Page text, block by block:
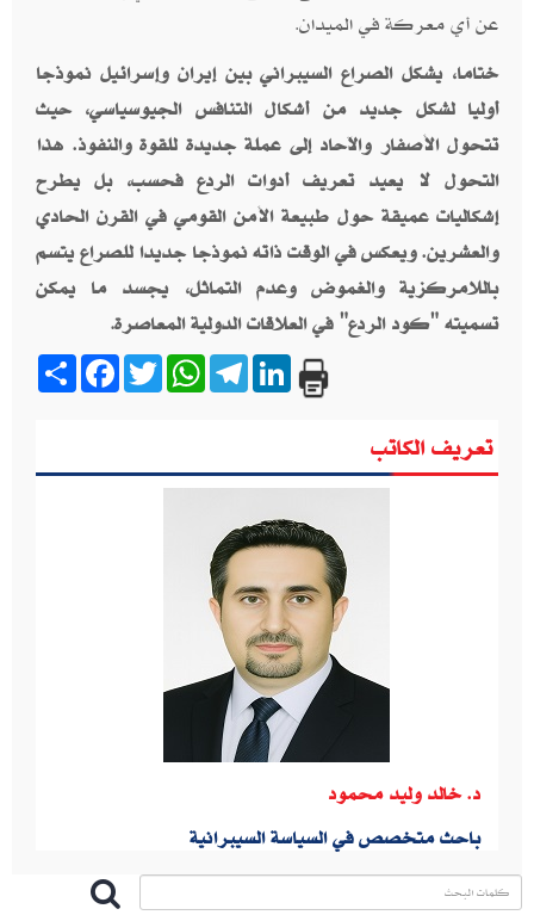
عن أي معركة في الميدان.
ختاما، يشكل الصراع السيبراني بين إيران وإسرائيل نموذجا
أوليا لشكل جديد من أشكال التنافس الجيوسياسي، حيث
تتحول الأصفار والآحاد إلى عملة جديدة للقوة والنفوذ. هذا
التحول لا يعيد تعريف أدوات الردع فحسب، بل يطرح
إشكاليات عميقة حول طبيعة الأمن القومي في القرن الحادي
والعشرين. ويعكس في الوقت ذاته نموذجا جديدا للصراع يتسم
باللامركزية والغموض وعدم التماثل، يجسد ما يمكن
تسميته "كود الردع" في العلاقات الدولية المعاصرة.
Share
FacebookTwitter
WhatsApp
Telegram
LinkedIn
تعريف الكاتب
د. خالد وليد محمود
باحث متخصص في السياسة السيبرانية